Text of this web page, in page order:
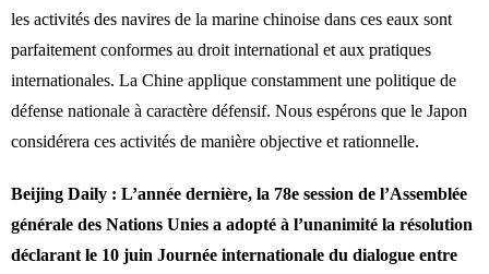
les activités des navires de la marine chinoise dans ces eaux sont
parfaitement conformes au droit international et aux pratiques
internationales. La Chine applique constamment une politique de
défense nationale à caractère défensif. Nous espérons que le Japon
considérera ces activités de manière objective et rationnelle.
Beijing Daily : L’année dernière, la 78e session de l’Assemblée
générale des Nations Unies a adopté à l’unanimité la résolution
déclarant le 10 juin Journée internationale du dialogue entre